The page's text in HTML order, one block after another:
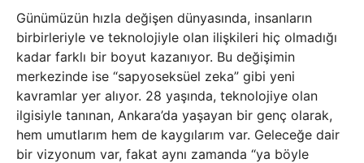
Günümüzün hızla değişen dünyasında, insanların
birbirleriyle ve teknolojiyle olan ilişkileri hiç olmadığı
kadar farklı bir boyut kazanıyor. Bu değişimin
merkezinde ise “sapyoseksüel zeka” gibi yeni
kavramlar yer alıyor. 28 yaşında, teknolojiye olan
ilgisiyle tanınan, Ankara’da yaşayan bir genç olarak,
hem umutlarım hem de kaygılarım var. Geleceğe dair
bir vizyonum var, fakat aynı zamanda “ya böyle